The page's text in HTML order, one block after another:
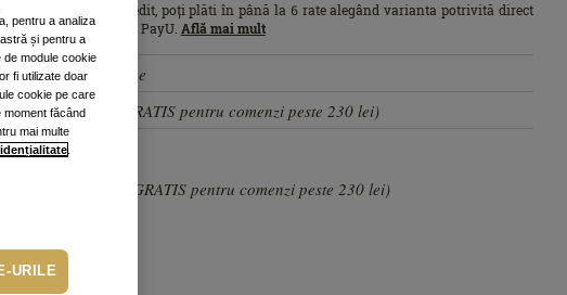
de cardul tău de credit, poți plăti în până la 6 rate alegând varianta potrivită direct
de plăți PayU. Află mai mult
din magazine
curier: 15 lei (GRATIS pentru comenzi peste 230 lei)
la Easybox: 10 lei (GRATIS pentru comenzi peste 230 lei)
pentru a analiza
și pentru a
de module cookie
fi utilizate doar
cookie pe care
moment făcând
mai multe
URILE